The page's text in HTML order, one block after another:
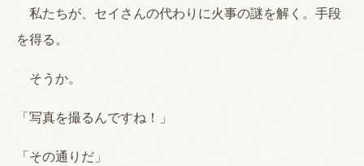
私たちが、セイさんの代わりに火事の謎を解く。手段
を得る。
そうか。
「写真を撮るんですね！」
「その通りだ」